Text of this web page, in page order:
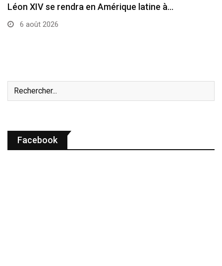
Le cardinal Parolin au Guatemala
6 août 2026
Facebook